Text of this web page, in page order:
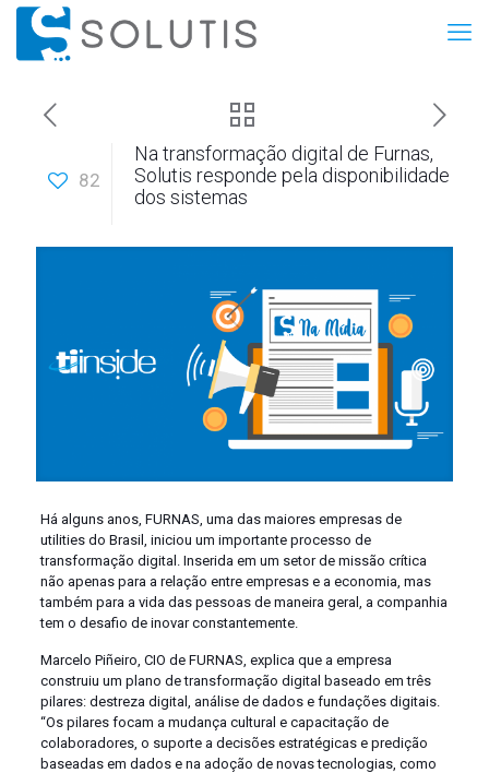
82
Na transformação digital de Furnas,
Solutis responde pela disponibilidade
dos sistemas
Há alguns anos, FURNAS, uma das maiores empresas de
utilities do Brasil, iniciou um importante processo de
transformação digital. Inserida em um setor de missão crítica
não apenas para a relação entre empresas e a economia, mas
também para a vida das pessoas de maneira geral, a companhia
tem o desafio de inovar constantemente.
Marcelo Piñeiro, CIO de FURNAS, explica que a empresa
construiu um plano de transformação digital baseado em três
pilares: destreza digital, análise de dados e fundações digitais.
“Os pilares focam a mudança cultural e capacitação de
colaboradores, o suporte a decisões estratégicas e predição
baseadas em dados e na adoção de novas tecnologias, como